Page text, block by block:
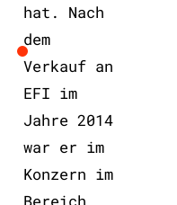
hat. Nach
dem
Verkauf an
EFI im
Jahre 2014
war er im
Konzern im
Bereich